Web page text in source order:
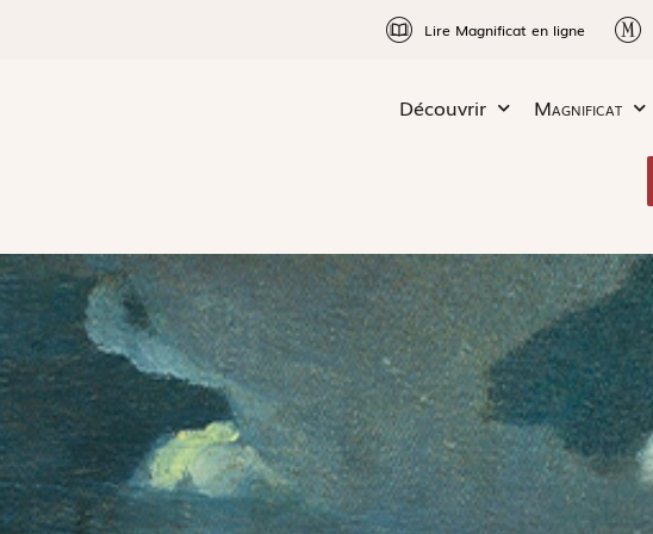
Lire Magnificat en ligne
Découvrir Magnificat